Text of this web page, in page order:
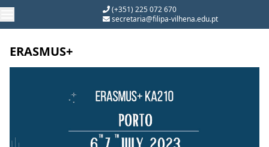
(+351) 225 072 670
secretaria@filipa-vilhena.edu.pt
ERASMUS+